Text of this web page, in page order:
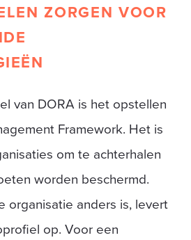
ZORGEN VOOR
van DORA is het opstellen
Framework. Het is
om te achterhalen
worden beschermd.
organisatie anders is, levert
op. Voor een